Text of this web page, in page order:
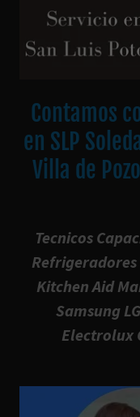
Contamos
en SLP
Villa de
Tecnicos
Kitchen Aid
Samsung
Electrolux